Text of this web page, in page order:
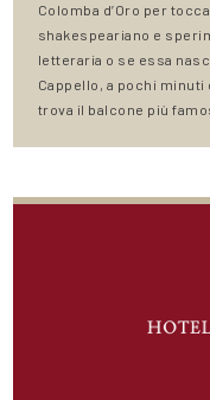
Colomba d’Oro per
shakespeariano e
letteraria o se essa
Cappello, a pochi minuti
trova il balcone più